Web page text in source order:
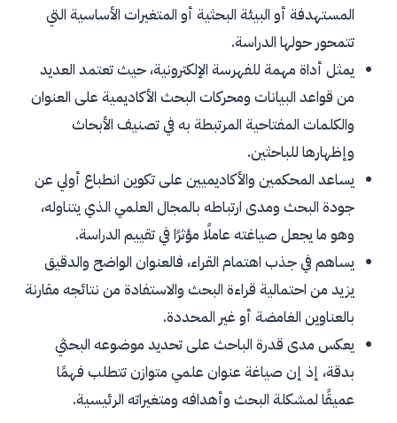
أخطاء شائعة في عنوان البحث العلمي
العناوين العامة وغير المحددة
الإطالة المفرطة في العنوان
الغموض وعدم الوضوح
عدم الارتباط بمحتوى البحث
الأخطاء اللغوية والصياغية
أمثلة على عنوان بحث علمي صحيح
دراسة أثر استخدام التعلم الإلكتروني على التحصيل
الدراسي لدى طلاب الجامعات في ضوء التطورات
الحديثة في أنظمة التعليم
العلاقة بين الذكاء العاطفي والرضا الوظيفي لدى
العاملين في القطاع الصحي داخل المؤسسات الحكومية
تأثير التسويق الرقمي على سلوك المستهلك في
المستهدفة أو البيئة البحثية أو المتغيرات الأساسية التي
تتمحور حولها الدراسة.
يمثل أداة مهمة للفهرسة الإلكترونية، حيث تعتمد العديد
من قواعد البيانات ومحركات البحث الأكاديمية على العنوان
والكلمات المفتاحية المرتبطة به في تصنيف الأبحاث
وإظهارها للباحثين.
يساعد المحكمين والأكاديميين على تكوين انطباع أولي عن
جودة البحث ومدى ارتباطه بالمجال العلمي الذي يتناوله،
وهو ما يجعل صياغته عاملًا مؤثرًا في تقييم الدراسة.
يساهم في جذب اهتمام القراء، فالعنوان الواضح والدقيق
يزيد من احتمالية قراءة البحث والاستفادة من نتائجه مقارنة
بالعناوين الغامضة أو غير المحددة.
يعكس مدى قدرة الباحث على تحديد موضوعه البحثي
بدقة، إذ إن صياغة عنوان علمي متوازن تتطلب فهمًا
عميقًا لمشكلة البحث وأهدافه ومتغيراته الرئيسية.